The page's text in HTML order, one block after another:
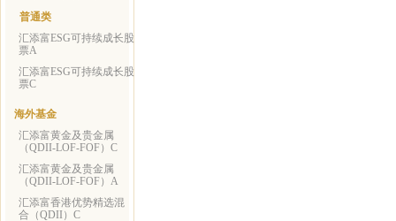
普通类
汇添富ESG可持续成长股
票A
汇添富ESG可持续成长股
票C
海外基金
汇添富黄金及贵金属
（QDII-LOF-FOF）C
汇添富黄金及贵金属
（QDII-LOF-FOF）A
汇添富香港优势精选混
合（QDII）C